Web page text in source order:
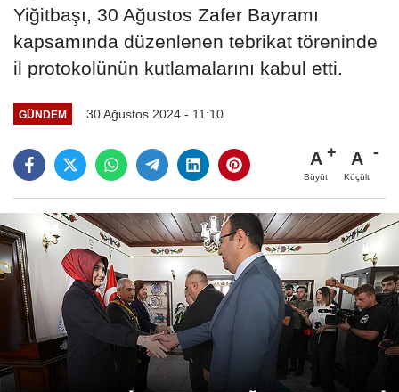
Yiğitbaşı, 30 Ağustos Zafer Bayramı
kapsamında düzenlenen tebrikat töreninde
il protokolünün kutlamalarını kabul etti.
GÜNDEM 30 Ağustos 2024 - 11:10
A
Büyüt
A
Küçült